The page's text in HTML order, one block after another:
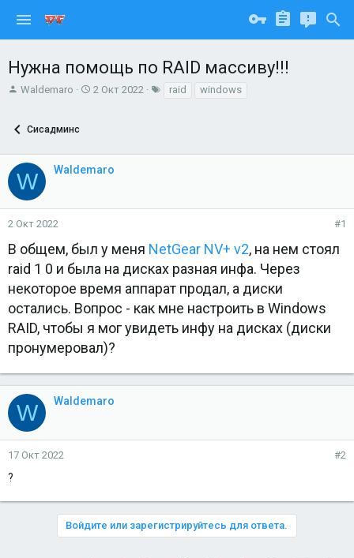
Нужна помощь по RAID массиву!!!
А
о
м
ы
Waldemaro
Д
ч
2 Окт 2022 raid windows
Сисадминс
W Waldemaro
2 Окт 2022 #1
В общем, был у меня NetGear NV+ v2, на нем стоял
raid 1 0 и была на дисках разная инфа. Через
некоторое время аппарат продал, а диски
остались. Вопрос - как мне настроить в Windows
RAID, чтобы я мог увидеть инфу на дисках (диски
пронумеровал)?
W Waldemaro
17 Окт 2022 #2
?
Войдите или зарегистрируйтесь для ответа.